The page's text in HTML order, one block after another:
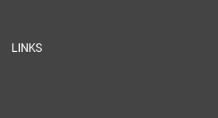
LINKS